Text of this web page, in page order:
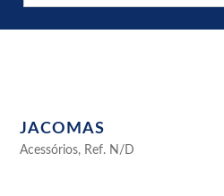
JACOMAS
Acessórios, Ref. N/D